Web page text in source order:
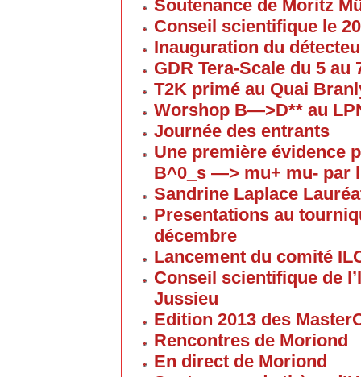
Soutenance de Moritz
Conseil scientifique le
Inauguration du
GDR Tera-Scale du 5
T2K primé au Quai
Worshop B—>D** au
Journée des entrants
Une première évidence
B^0_s —> mu+ mu- par
Sandrine Laplace
Presentations au
décembre
Lancement du comité
Conseil scientifique de
Jussieu
Edition 2013 des
Rencontres de Moriond
En direct de Moriond